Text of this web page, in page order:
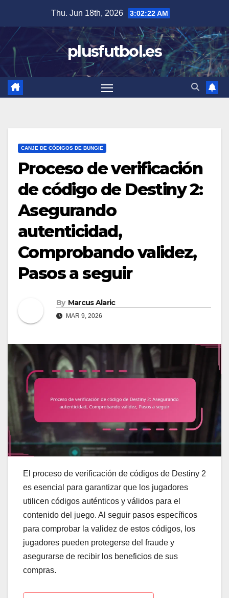
content
Thu. Jun 18th, 2026 3:02:23 AM
plusfutbol.es
CANJE DE CÓDIGOS DE BUNGIE
Proceso de verificación
de código de Destiny 2:
Asegurando
autenticidad,
Comprobando validez,
Pasos a seguir
By Marcus Alaric
MAR 9, 2026
El proceso de verificación de códigos de Destiny 2
es esencial para garantizar que los jugadores
utilicen códigos auténticos y válidos para el
contenido del juego. Al seguir pasos específicos
para comprobar la validez de estos códigos, los
jugadores pueden protegerse del fraude y
asegurarse de recibir los beneficios de sus
compras.